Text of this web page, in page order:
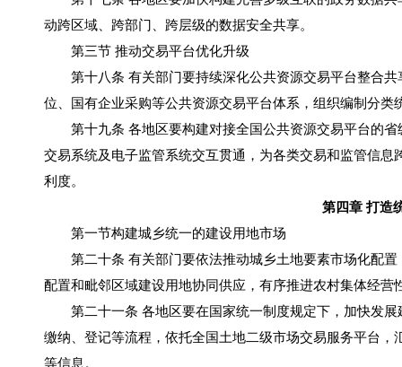
动跨区域、跨部门、跨层级的数据安全共享。
第三节 推动交易平台优化升级
第十八条 有关部门要持续深化公共资源交易平台整合共
位、国有企业采购等公共资源交易平台体系，组织编制分
第十九条 各地区要构建对接全国公共资源交易平台的省
交易系统及电子监管系统交互贯通，为各类交易和监管信
利度。
第四章 打造
第一节构建城乡统一的建设用地市场
第二十条 有关部门要依法推动城乡土地要素市场化配置
配置和毗邻区域建设用地协同供应，有序推进农村集体经营
第二十一条 各地区要在国家统一制度规定下，加快发展
缴纳、登记等流程，依托全国土地二级市场交易服务平台
等信息。